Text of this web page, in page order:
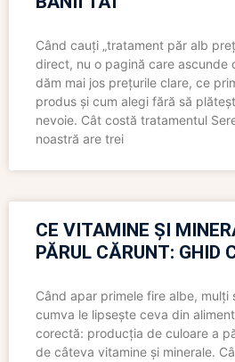
Când cauți „tratament păr alb
direct, nu o pagină care ascunde
dăm mai jos prețurile clare, ce
produs și cum alegi fără să
nevoie. Cât costă tratamentul
noastră are trei
CE VITAMINE ȘI
PĂRUL CĂRUNT: GHID
Când apar primele fire albe, mulți
cumva le lipsește ceva din
corectă: producția de culoare a
de câteva vitamine și minerale.